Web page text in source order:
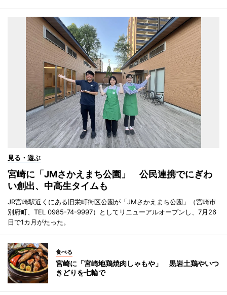
見る・遊ぶ
宮崎に「JMさかえまち公園」 公民連携でにぎわ
い創出、中高生タイムも
JR宮崎駅近くにある旧栄町街区公園が「JMさかえまち公園」（宮崎市
別府町、TEL 0985-74-9997）としてリニューアルオープンし、7月26
日で1カ月がたった。
食べる
宮崎に「宮崎地鶏焼肉しゃもや」 黒岩土鶏やいつ
きどりを七輪で